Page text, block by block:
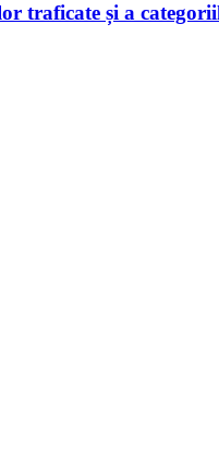
traficate și a